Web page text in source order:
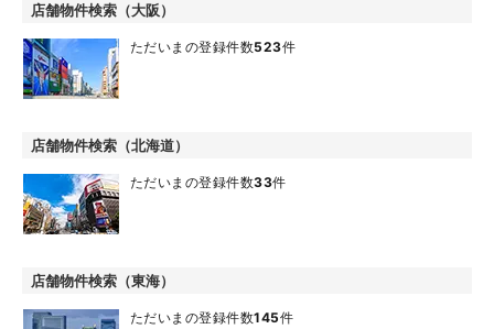
店舗物件検索（大阪）
ただいまの登録件数523件
店舗物件検索（北海道）
ただいまの登録件数33件
店舗物件検索（東海）
ただいまの登録件数145件